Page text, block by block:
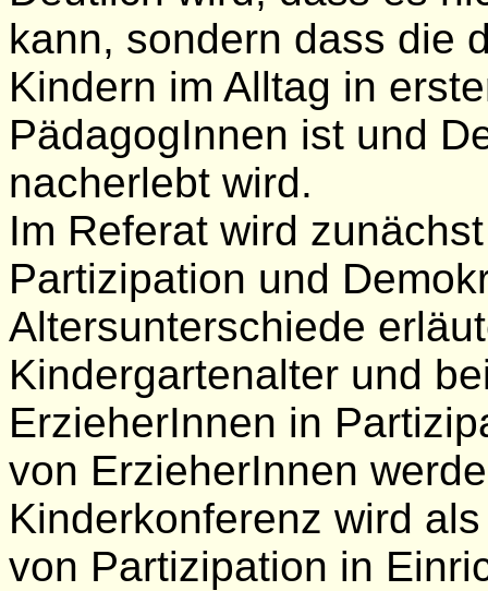
kann, sondern dass die
Kindern im Alltag in
PädagogInnen ist und
nacherlebt wird.
Im Referat wird
Partizipation und
Altersunterschiede
Kindergartenalter und
ErzieherInnen in
von ErzieherInnen
Kinderkonferenz wird
von Partizipation in